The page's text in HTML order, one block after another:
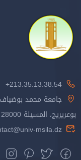
213.35.13.38.54+
جامعة محمد
بوعريريج، المسيلة 28000 الجزائر
msila.dz